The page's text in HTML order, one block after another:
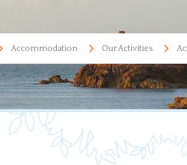
Accommodation Our Activities